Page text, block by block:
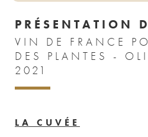
PRÉSENTATION
VIN DE FRANCE
DES PLANTES -
2021
LA CUVÉE